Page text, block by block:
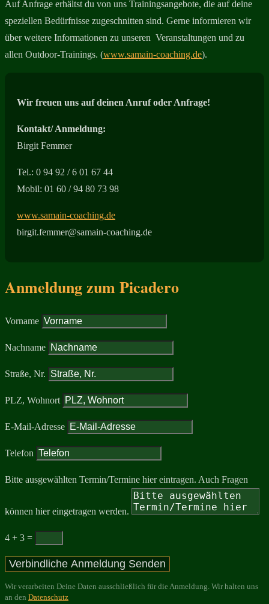
Auf Anfrage erhältst du von uns Trainingsangebote, die auf deine
speziellen Bedürfnisse zugeschnitten sind. Gerne informieren wir
über weitere Informationen zu unseren Veranstaltungen und zu
allen Outdoor-Trainings. (www.samain-coaching.de).
Wir freuen uns auf deinen Anruf oder Anfrage!
Kontakt/ Anmeldung:
Birgit Femmer
Tel.: 0 94 92 / 6 01 67 44
Mobil: 01 60 / 94 80 73 98
www.samain-coaching.de
birgit.femmer@samain-coaching.de
Anmeldung zum Picadero
Vorname
Nachname
Straße, Nr.
PLZ, Wohnort
E-Mail-Adresse
Telefon
Bitte ausgewählten Termin/Termine hier eintragen. Auch Fragen
können hier eingetragen werden.
4 + 3 =
Verbindliche Anmeldung Senden
Wir verarbeiten Deine Daten ausschließlich für die Anmeldung. Wir halten uns
an den Datenschutz